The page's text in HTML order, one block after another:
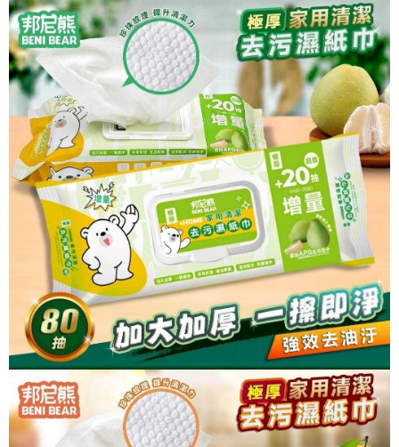
ATM／網路銀行／等多元方式進行付款，方視為交易完成。
※ 請注意：結帳手續完成當下不需立刻繳費，但若您需要取消訂單，請聯絡
購買商品的店家。未經商家同意取消之訂單仍視為有效，需透過AFTEE先享
後付繳納相關費用。
※ 交易是否成功請以「AFTEE先享後付 」之結帳頁面顯示為準，若有關於
是否繳費成功／繳費後需取消欲退款等相關疑問，請聯繫「AFTEE先享後付
客戶支援中心」
https://netprotections.freshdesk.com/support/home
【注意事項】
１．透過由恩沛科技股份有限公司提供之「AFTEE先享後付」服務完成之交
易，需依本服務之必要範圍內提供個人資料，並將交易相關給付款項請求債
權轉讓予恩沛科技股份有限公司。
２．關於個人資料處理事宜，請瀏覽以下網址：
https://aftee.tw/terms/#terms3
３．未成年的使用者請事先徵得法定代理人或監護人之同意方可使用
「AFTEE先享後付」，若未經同意申辦者引起之損失，本公司不負相關責
４．使用「AFTEE先享後付」時，將依據個別帳號之用戶狀況，依本公司即
時審查核予不同之上限額度；若仍有額度不足之情形，本公司將視審查結果
請求用戶進行身份認證。
５．嚴禁一人註冊多個帳號或使用他人資訊註冊。若發現惡意使用之情形，
恩沛科技股份有限公司將有權停止該用戶之使用額度並採取法律行動。
7-11取貨付款
每筆NT$60，滿NT$590(含以上)免運費
付款後7-11取貨
每筆NT$60，滿NT$590(含以上)免運費
宅配
每筆NT$100，滿NT$590(含以上)免運費
離島宅配
每筆NT$150，滿NT$890(含以上)免運費